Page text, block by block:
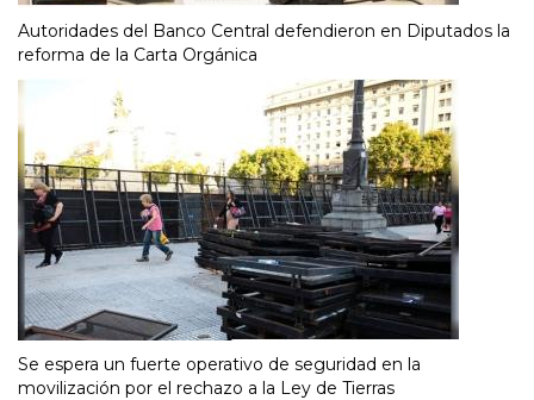
Autoridades del Banco Central defendieron en Diputados la
reforma de la Carta Orgánica
Se espera un fuerte operativo de seguridad en la
movilización por el rechazo a la Ley de Tierras